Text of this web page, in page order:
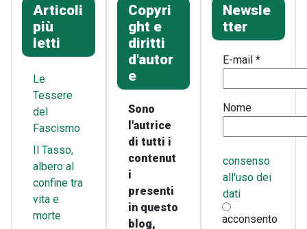
Articoli
più
letti
Le
Tessere
del
Fascismo
Il Tasso,
albero al
confine tra
vita e
morte
Copyri
ght e
diritti
d'autor
e
Sono
l'autrice
di tutti i
contenut
i
presenti
in questo
blog,
Newsle
tter
E-mail*
Nome
consenso
all'uso dei
dati
acconsento